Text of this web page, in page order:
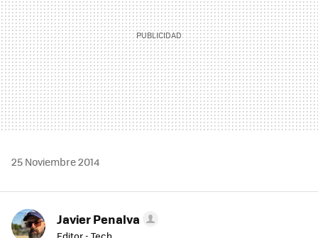
25 Noviembre 2014
Javier Penalva
Editor - Tech